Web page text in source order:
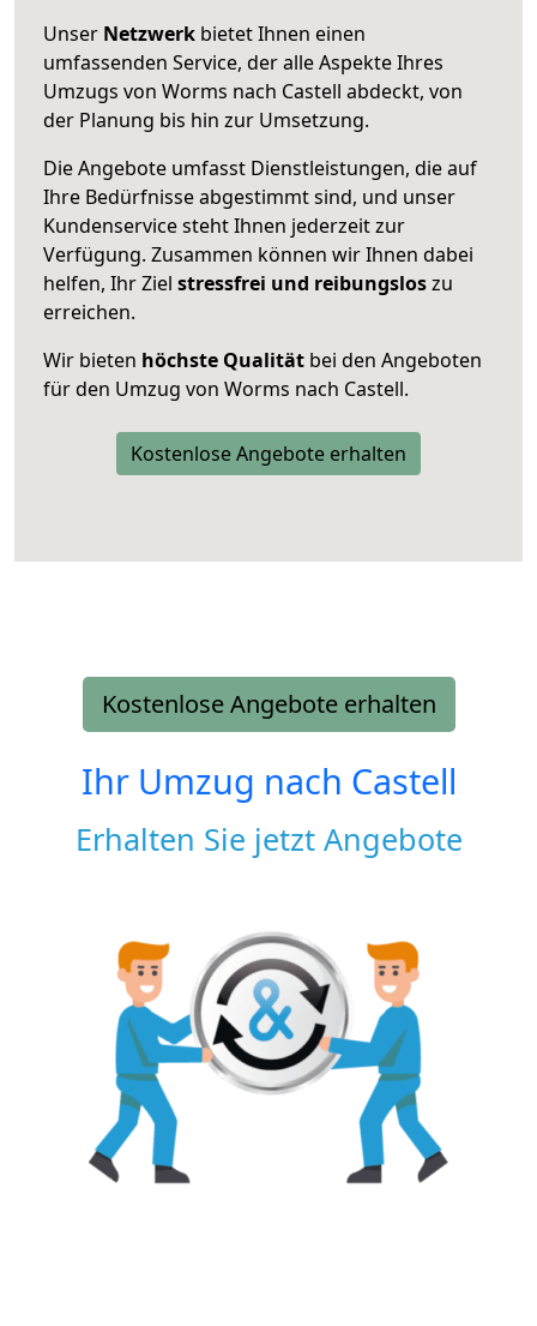
Unser Netzwerk bietet Ihnen einen
umfassenden Service, der alle Aspekte Ihres
Umzugs von Worms nach Castell abdeckt, von
der Planung bis hin zur Umsetzung.
Die Angebote umfasst Dienstleistungen, die auf
Ihre Bedürfnisse abgestimmt sind, und unser
Kundenservice steht Ihnen jederzeit zur
Verfügung. Zusammen können wir Ihnen dabei
helfen, Ihr Ziel stressfrei und reibungsloszu
erreichen.
Wir bieten höchste Qualität bei den Angeboten
für den Umzug von Worms nach Castell.
Kostenlose Angebote erhalten
Kostenlose Angebote erhalten
Ihr Umzug nach Castell
Erhalten Sie jetzt Angebote